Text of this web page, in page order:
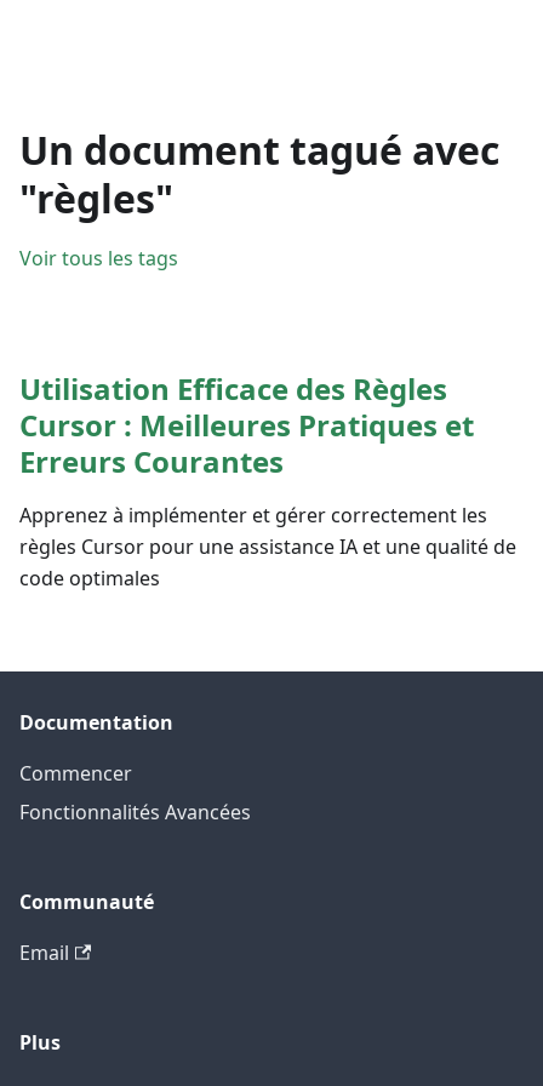
Un document tagué avec
"règles"
Voir tous les tags
Utilisation Efficace des Règles
Cursor : Meilleures Pratiques et
Erreurs Courantes
Apprenez à implémenter et gérer correctement les
règles Cursor pour une assistance IA et une qualité de
code optimales
Documentation
Commencer
Fonctionnalités Avancées
Communauté
Email
Plus